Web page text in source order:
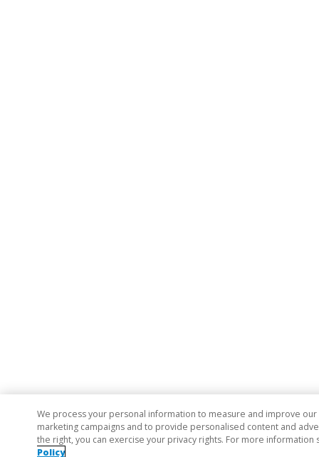
We process your personal information to measure and improve our
marketing campaigns and to provide personalised content and
the right, you can exercise your privacy rights. For more information
Policy